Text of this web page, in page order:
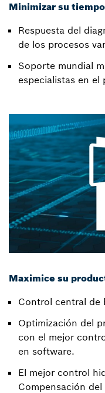
Minimizar su
Respuesta del
de los procesos
Soporte mundial
especialistas en el
Maximice su
Control central de
Optimización del
con el mejor
en software.
El mejor control
Compensación